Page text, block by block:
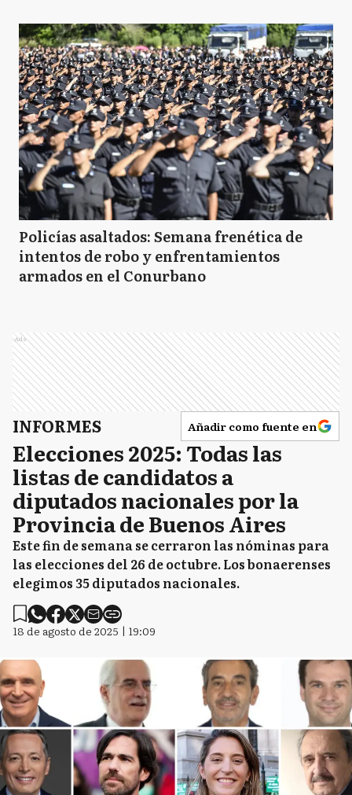
Policías asaltados: Semana frenética de
intentos de robo y enfrentamientos
armados en el Conurbano
Ads
INFORMES Añadir como fuente en
Elecciones 2025: Todas las
listas de candidatos a
diputados nacionales por la
Provincia de Buenos Aires
Este fin de semana se cerraron las nóminas para
las elecciones del 26 de octubre. Los bonaerenses
elegimos 35 diputados nacionales.
18 de agosto de 2025 | 19:09